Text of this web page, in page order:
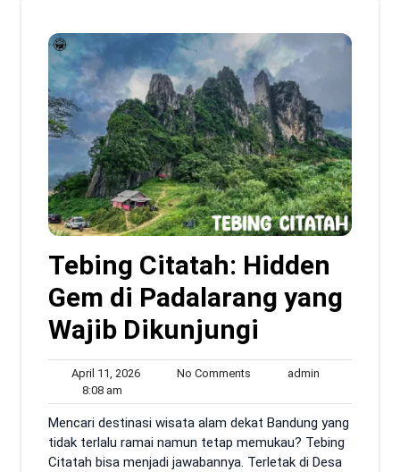
Tebing Citatah: Hidden
Gem di Padalarang yang
Wajib Dikunjungi
April 11, 2026April
2026
No Comments admin
8:08 am
am
Mencari destinasi wisata alam dekat Bandung yang
tidak terlalu ramai namun tetap memukau? Tebing
Citatah bisa menjadi jawabannya. Terletak di Desa